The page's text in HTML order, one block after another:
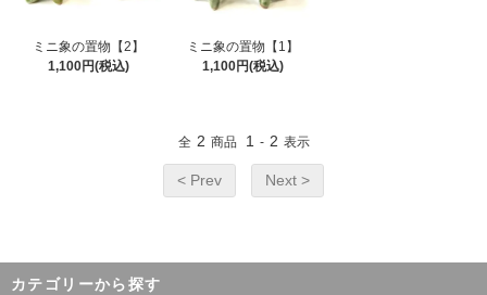
ミニ象の置物【2】
1,100円(税込)
ミニ象の置物【1】
1,100円(税込)
全 2 商品 1 - 2 表示
< Prev Next >
カテゴリーから探す